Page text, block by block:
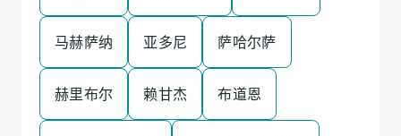
马赫萨纳 亚多尼 萨哈尔萨
赫里布尔 赖甘杰 布道恩